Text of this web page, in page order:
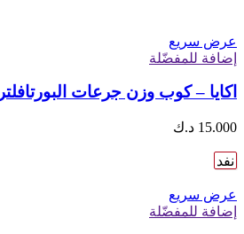
عرض سريع
إضافة للمفضّلة
اكايا – كوب وزن جرعات البورتافلتر
15.000 د.ك
نفد
عرض سريع
إضافة للمفضّلة